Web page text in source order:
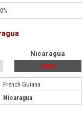
Nicaragua
100%
French Guiana
Nicaragua